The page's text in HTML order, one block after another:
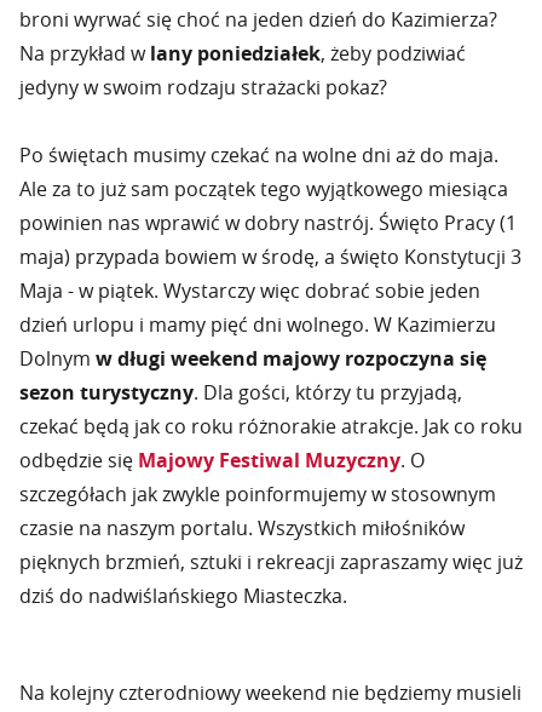
broni wyrwać się choć na jeden dzień do Kazimierza?
Na przykład wlany poniedziałek, żeby podziwiać
jedyny w swoim rodzaju strażacki pokaz?
Po świętach musimy czekać na wolne dni aż do maja.
Ale za to już sam początek tego wyjątkowego miesiąca
powinien nas wprawić w dobry nastrój. Święto Pracy (1
maja) przypada bowiem w środę, a święto Konstytucji 3
Maja - w piątek. Wystarczy więc dobrać sobie jeden
dzień urlopu i mamy pięć dni wolnego. W Kazimierzu
Dolnym w długi weekend majowy rozpoczyna się
sezon turystyczny. Dla gości, którzy tu przyjadą,
czekać będą jak co roku różnorakie atrakcje. Jak co roku
odbędzie się Majowy Festiwal Muzyczny. O
szczegółach jak zwykle poinformujemy w stosownym
czasie na naszym portalu. Wszystkich miłośników
pięknych brzmień, sztuki i rekreacji zapraszamy więc już
dziś do nadwiślańskiego Miasteczka.
Na kolejny czterodniowy weekend nie będziemy musieli